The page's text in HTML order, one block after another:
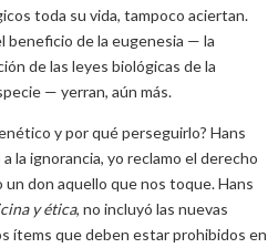
toda su vida, tampoco aciertan.
beneficio de la eugenesia — la
de las leyes biológicas de la
— yerran, aún más.
y por qué perseguirlo? Hans
la ignorancia, yo reclamo el derecho
don aquello que nos toque. Hans
y ética, no incluyó las nuevas
ítems que deben estar prohibidos en